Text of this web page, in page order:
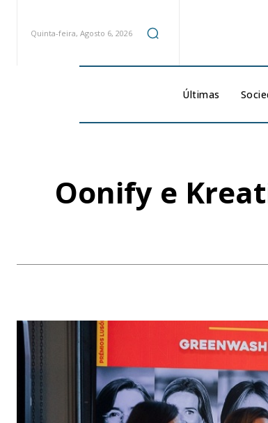
Quinta-feira, Agosto 6, 2026
Últimas
Oonify e